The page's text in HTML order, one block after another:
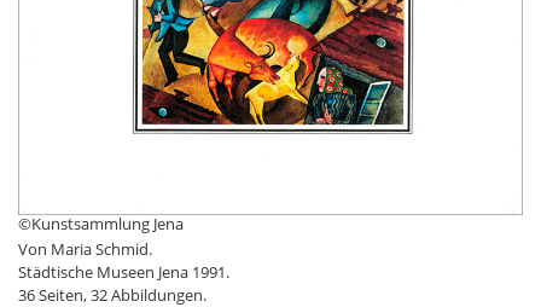
©Kunstsammlung Jena
Von Maria Schmid.
Städtische Museen Jena 1991.
36 Seiten, 32 Abbildungen.